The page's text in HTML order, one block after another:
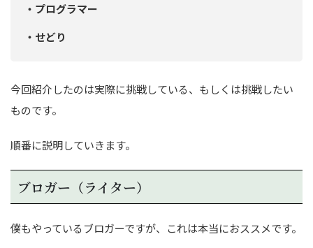
・プログラマー
・せどり
今回紹介したのは実際に挑戦している、もしくは挑戦したい
ものです。
順番に説明していきます。
ブロガー（ライター）
僕もやっているブロガーですが、これは本当におススメです。